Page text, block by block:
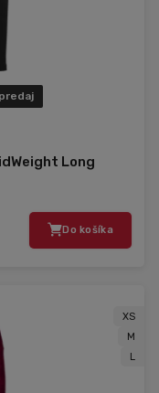
Long
Do košíka
XS
M
L